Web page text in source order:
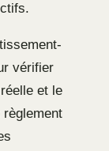
vérifier
et le